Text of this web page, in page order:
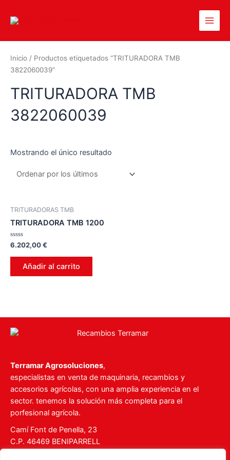
Inicio / Productos etiquetados “TRITURADORA TMB
3822060039”
TRITURADORA TMB
3822060039
Mostrando el único resultado
TRITURADORAS TMB
TRITURADORA TMB 1200
Valorado
en
0
6.202,00€
Añadir al carrito
Terramar Agrosoluciones,
especialistas en venta de maquinaria, recambios y
accesorios agrícolas, con una amplia experiencia en el
sector. tenemos la solución más completa para el
porfesional agrícola.
Camí Font de Penella, 23
C.P. 46469 BENIPARRELL